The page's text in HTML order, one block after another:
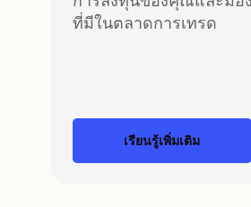
ที่มีในตลาดการเทรด
เรียนรู้เพิ่มเติม